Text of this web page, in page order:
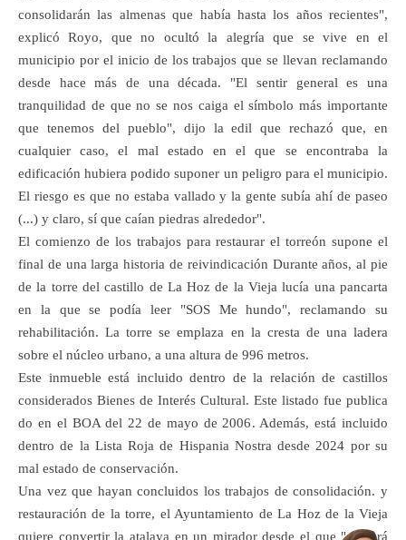
consolidarán las almenas que había hasta los años recientes",
explicó Royo, que no ocultó la alegría que se vive en el
municipio por el inicio de los trabajos que se llevan reclamando
desde hace más de una década. "El sentir general es una
tranquilidad de que no se nos caiga el símbolo más importante
que tenemos del pueblo", dijo la edil que rechazó que, en
cualquier caso, el mal estado en el que se encontraba la
edificación hubiera podido suponer un peligro para el municipio.
El riesgo es que no estaba vallado y la gente subía ahí de paseo
(...) y claro, sí que caían piedras alrededor".
El comienzo de los trabajos para restaurar el torreón supone el
final de una larga historia de reivindicación Durante años, al pie
de la torre del castillo de La Hoz de la Vieja lucía una pancarta
en la que se podía leer "SOS Me hundo", reclamando su
rehabilitación. La torre se emplaza en la cresta de una ladera
sobre el núcleo urbano, a una altura de 996 metros.
Este inmueble está incluido dentro de la relación de castillos
considerados Bienes de Interés Cultural. Este listado fue publica
do en el BOA del 22 de mayo de 2006. Además, está incluido
dentro de la Lista Roja de Hispania Nostra desde 2024 por su
mal estado de conservación.
Una vez que hayan concluidos los trabajos de consolidación. y
restauración de la torre, el Ayuntamiento de La Hoz de la Vieja
quiere convertir la atalaya en un mirador desde el que "se verá